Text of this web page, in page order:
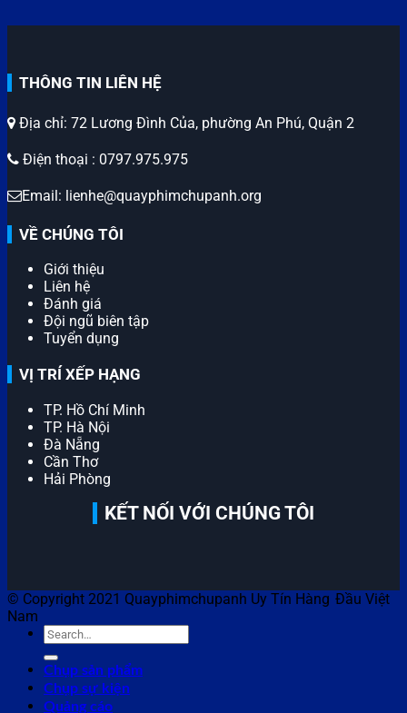
THÔNG TIN LIÊN HỆ
Địa chỉ: 72 Lương Đình Của, phường An Phú, Quận 2
Điện thoại : 0797.975.975
Email: lienhe@quayphimchupanh.org
VỀ CHÚNG TÔI
Giới thiệu
Liên hệ
Đánh giá
Đội ngũ biên tập
Tuyển dụng
VỊ TRÍ XẾP HẠNG
TP. Hồ Chí Minh
TP. Hà Nội
Đà Nẵng
Cần Thơ
Hải Phòng
KẾT NỐI VỚI CHÚNG TÔI
© Copyright 2021 Quayphimchupanh Uy Tín Hàng Đầu Việt
Nam
Chụp sản phẩm
Chụp sự kiện
Quảng cáo